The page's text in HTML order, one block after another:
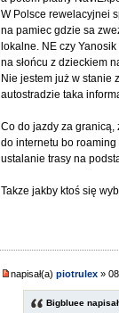
W Polsce rewelacyjnei
na pamiec gdzie sa
lokalne. NE czy
na słońcu z dzieckiem
Nie jestem już w stanie
autostradzie taka
Co do jazdy za granicą,
do internetu bo roaming
ustalanie trasy na
Takze jakby ktoś się
napisał(a)piotrulex »
Bigbluee